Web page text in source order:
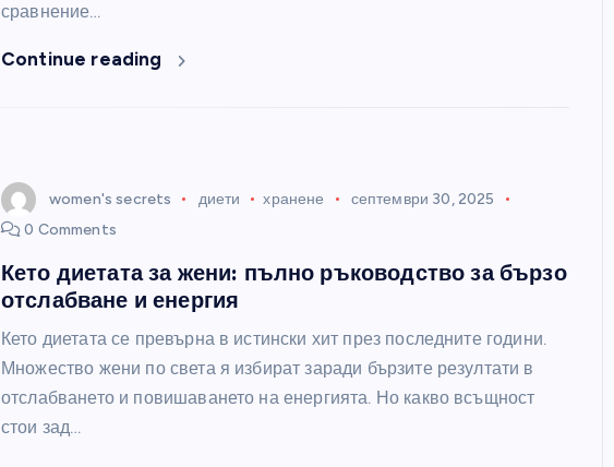
сравнение…
Continue reading
women's secrets диети хранене
септември 30, 2025
0 Comments
Кето диетата за жени: пълно ръководство за бързо
отслабване и енергия
Кето диетата се превърна в истински хит през последните години.
Множество жени по света я избират заради бързите резултати в
отслабването и повишаването на енергията. Но какво всъщност
стои зад…